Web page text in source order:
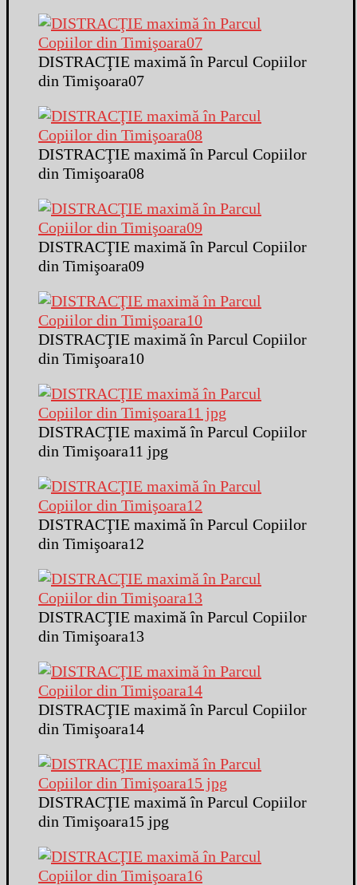
DISTRACŢIE maximă în Parcul Copiilor
din Timişoara07
DISTRACŢIE maximă în Parcul Copiilor
din Timişoara08
DISTRACŢIE maximă în Parcul Copiilor
din Timişoara09
DISTRACŢIE maximă în Parcul Copiilor
din Timişoara10
DISTRACŢIE maximă în Parcul Copiilor
din Timişoara11 jpg
DISTRACŢIE maximă în Parcul Copiilor
din Timişoara12
DISTRACŢIE maximă în Parcul Copiilor
din Timişoara13
DISTRACŢIE maximă în Parcul Copiilor
din Timişoara14
DISTRACŢIE maximă în Parcul Copiilor
din Timişoara15 jpg